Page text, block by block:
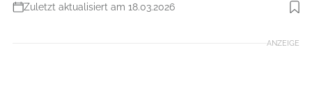
Zuletzt aktualisiert am 18.03.2026
Foto: Redaktion
ANZEIGE